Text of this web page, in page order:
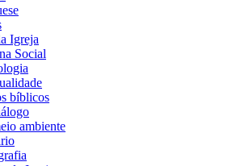
Igreja
Social
bíblicos
ambiente